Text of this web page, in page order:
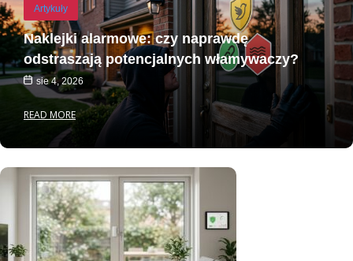
Artykuły
Naklejki alarmowe: czy naprawdę
odstraszają potencjalnych włamywaczy?
sie 4, 2026
READ MORE